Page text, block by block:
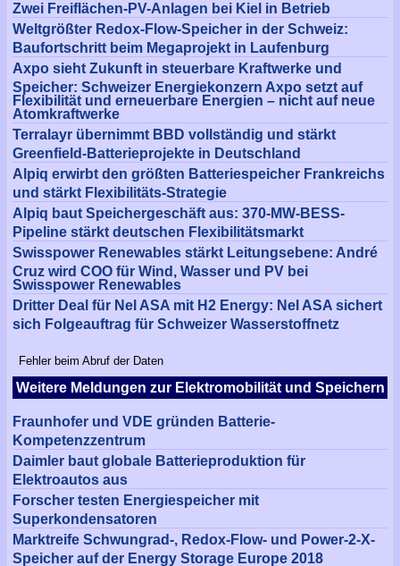
Weitere Meldungen zur Elektromobilität und Speichern
Fraunhofer und VDE gründen Batterie-
Kompetenzzentrum
Daimler baut globale Batterieproduktion für
Elektroautos aus
Forscher testen Energiespeicher mit
Superkondensatoren
Marktreife Schwungrad-, Redox-Flow- und Power-2-X-
Speicher auf der Energy Storage Europe 2018
Zwei Freiflächen-PV-Anlagen bei Kiel in Betrieb
Weltgrößter Redox-Flow-Speicher in der Schweiz:
Baufortschritt beim Megaprojekt in Laufenburg
Axpo sieht Zukunft in steuerbare Kraftwerke und
Speicher: Schweizer Energiekonzern Axpo setzt auf
Flexibilität und erneuerbare Energien – nicht auf neue
Atomkraftwerke
Terralayr übernimmt BBD vollständig und stärkt
Greenfield-Batterieprojekte in Deutschland
Alpiq erwirbt den größten Batteriespeicher Frankreichs
und stärkt Flexibilitäts-Strategie
Alpiq baut Speichergeschäft aus: 370-MW-BESS-
Pipeline stärkt deutschen Flexibilitätsmarkt
Swisspower Renewables stärkt Leitungsebene: André
Cruz wird COO für Wind, Wasser und PV bei
Swisspower Renewables
Dritter Deal für Nel ASA mit H2 Energy: Nel ASA sichert
sich Folgeauftrag für Schweizer Wasserstoffnetz
Fehler beim Abruf der Daten